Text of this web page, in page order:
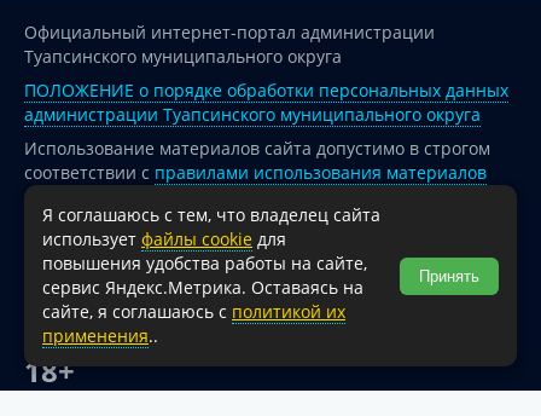
Официальный интернет-портал администрации
Туапсинского муниципального округа
ПОЛОЖЕНИЕ о порядке обработки персональных данных
администрации Туапсинского муниципального округа
Использование материалов сайта допустимо в строгом
соответствии с правилами использования материалов
опубликованных на сайте
При перепечатке и использовании информации ссылка
на источник обязательна.
Для сайтов и страниц сети Интернет обязательна
активная гиперссылка на официальный интернет-портал
администрации Туапсинского муниципального округа.
18+
Я соглашаюсь с тем, что владелец сайта
использует файлы cookie для
повышения удобства работы на сайте,
сервис Яндекс.Метрика. Оставаясь на
сайте, я соглашаюсь с политикой их
применения..
Принять